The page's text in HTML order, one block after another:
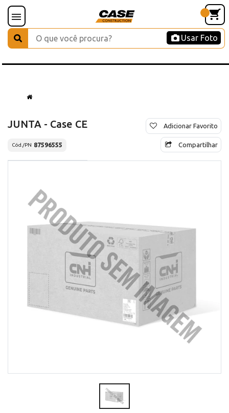
Usar Foto
JUNTA - Case CE
Cód./PN 87596555
Adicionar Favorito
Compartilhar